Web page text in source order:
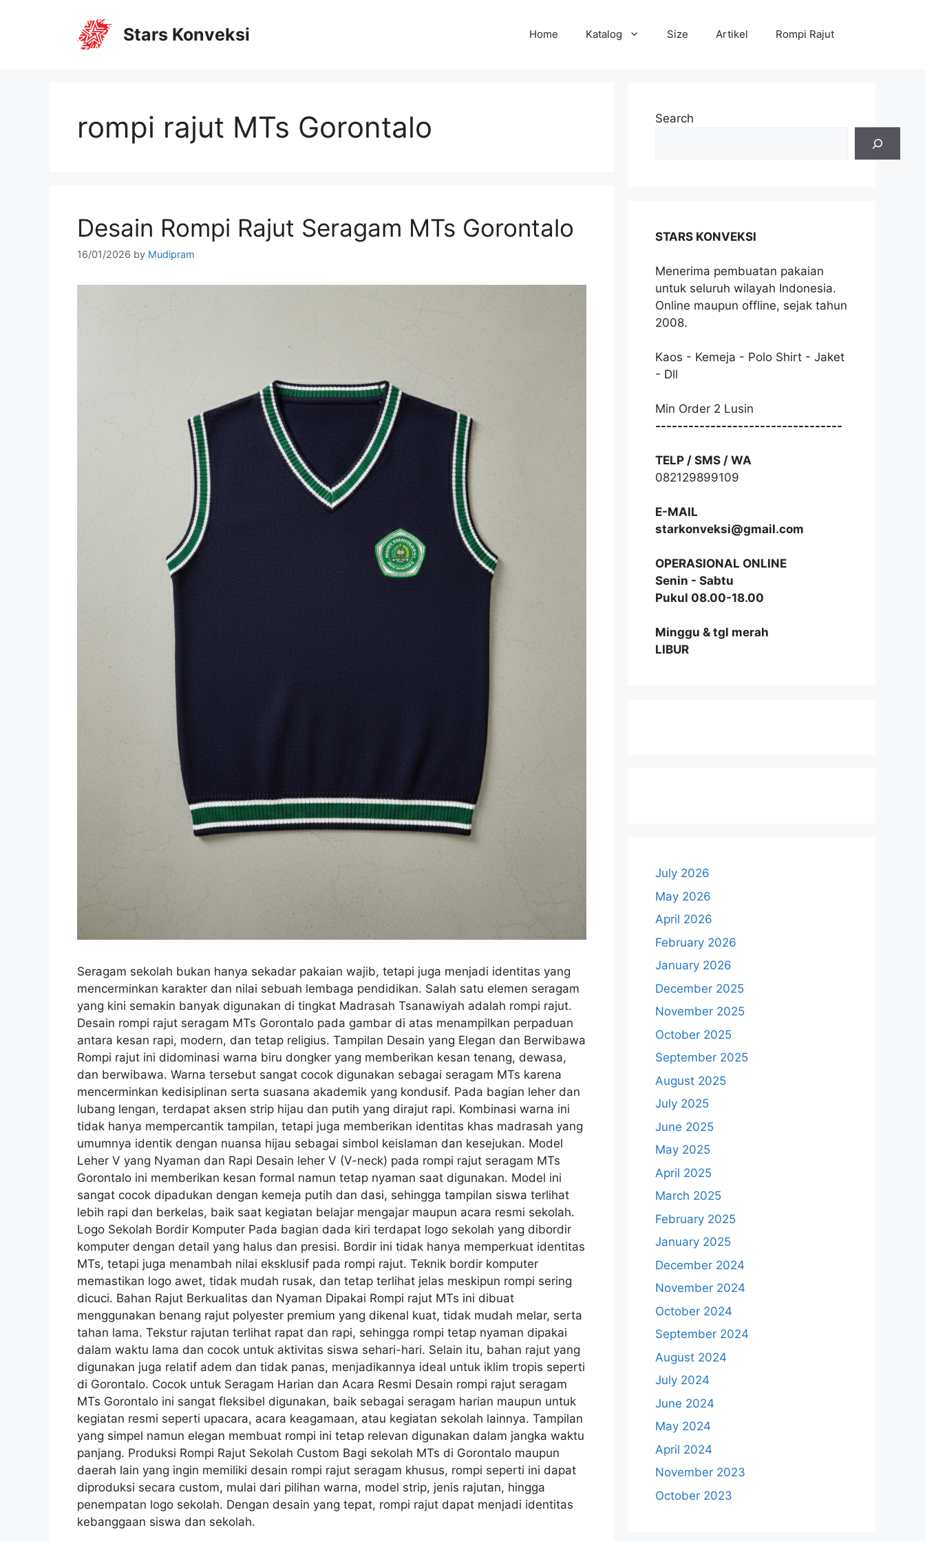
Stars Konveksi Home Katalog Size Artikel Rompi Rajut
rompi rajut MTs Gorontalo
Desain Rompi Rajut Seragam MTs Gorontalo
16/01/2026 by Mudipram
Seragam sekolah bukan hanya sekadar pakaian wajib, tetapi juga menjadi identitas yang
mencerminkan karakter dan nilai sebuah lembaga pendidikan. Salah satu elemen seragam
yang kini semakin banyak digunakan di tingkat Madrasah Tsanawiyah adalah rompi rajut.
Desain rompi rajut seragam MTs Gorontalo pada gambar di atas menampilkan perpaduan
antara kesan rapi, modern, dan tetap religius. Tampilan Desain yang Elegan dan Berwibawa
Rompi rajut ini didominasi warna biru dongker yang memberikan kesan tenang, dewasa,
dan berwibawa. Warna tersebut sangat cocok digunakan sebagai seragam MTs karena
mencerminkan kedisiplinan serta suasana akademik yang kondusif. Pada bagian leher dan
lubang lengan, terdapat aksen strip hijau dan putih yang dirajut rapi. Kombinasi warna ini
tidak hanya mempercantik tampilan, tetapi juga memberikan identitas khas madrasah yang
umumnya identik dengan nuansa hijau sebagai simbol keislaman dan kesejukan. Model
Leher V yang Nyaman dan Rapi Desain leher V (V-neck) pada rompi rajut seragam MTs
Gorontalo ini memberikan kesan formal namun tetap nyaman saat digunakan. Model ini
sangat cocok dipadukan dengan kemeja putih dan dasi, sehingga tampilan siswa terlihat
lebih rapi dan berkelas, baik saat kegiatan belajar mengajar maupun acara resmi sekolah.
Logo Sekolah Bordir Komputer Pada bagian dada kiri terdapat logo sekolah yang dibordir
komputer dengan detail yang halus dan presisi. Bordir ini tidak hanya memperkuat identitas
MTs, tetapi juga menambah nilai eksklusif pada rompi rajut. Teknik bordir komputer
memastikan logo awet, tidak mudah rusak, dan tetap terlihat jelas meskipun rompi sering
dicuci. Bahan Rajut Berkualitas dan Nyaman Dipakai Rompi rajut MTs ini dibuat
menggunakan benang rajut polyester premium yang dikenal kuat, tidak mudah melar, serta
tahan lama. Tekstur rajutan terlihat rapat dan rapi, sehingga rompi tetap nyaman dipakai
dalam waktu lama dan cocok untuk aktivitas siswa sehari-hari. Selain itu, bahan rajut yang
digunakan juga relatif adem dan tidak panas, menjadikannya ideal untuk iklim tropis seperti
di Gorontalo. Cocok untuk Seragam Harian dan Acara Resmi Desain rompi rajut seragam
MTs Gorontalo ini sangat fleksibel digunakan, baik sebagai seragam harian maupun untuk
kegiatan resmi seperti upacara, acara keagamaan, atau kegiatan sekolah lainnya. Tampilan
yang simpel namun elegan membuat rompi ini tetap relevan digunakan dalam jangka waktu
panjang. Produksi Rompi Rajut Sekolah Custom Bagi sekolah MTs di Gorontalo maupun
daerah lain yang ingin memiliki desain rompi rajut seragam khusus, rompi seperti ini dapat
diproduksi secara custom, mulai dari pilihan warna, model strip, jenis rajutan, hingga
penempatan logo sekolah. Dengan desain yang tepat, rompi rajut dapat menjadi identitas
kebanggaan siswa dan sekolah.
Search
STARS KONVEKSI
Menerima pembuatan pakaian
untuk seluruh wilayah Indonesia.
Online maupun offline, sejak tahun
2008.
Kaos - Kemeja - Polo Shirt - Jaket
- Dll
Min Order 2 Lusin
----------------------------------
TELP / SMS / WA
082129899109
E-MAIL
starkonveksi@gmail.com
OPERASIONAL ONLINE
Senin - Sabtu
Pukul 08.00-18.00
Minggu & tgl merah
LIBUR
July 2026
May 2026
April 2026
February 2026
January 2026
December 2025
November 2025
October 2025
September 2025
August 2025
July 2025
June 2025
May 2025
April 2025
March 2025
February 2025
January 2025
December 2024
November 2024
October 2024
September 2024
August 2024
July 2024
June 2024
May 2024
April 2024
November 2023
October 2023